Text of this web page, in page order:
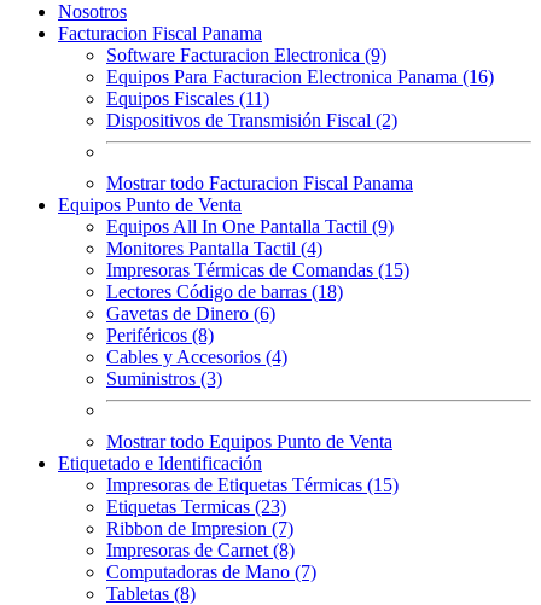
Nosotros
Facturacion Fiscal Panama
Software Facturacion Electronica (9)
Equipos Para Facturacion Electronica Panama (16)
Equipos Fiscales (11)
Dispositivos de Transmisión Fiscal (2)
Mostrar todo Facturacion Fiscal Panama
Equipos Punto de Venta
Equipos All In One Pantalla Tactil (9)
Monitores Pantalla Tactil (4)
Impresoras Térmicas de Comandas (15)
Lectores Código de barras (18)
Gavetas de Dinero (6)
Periféricos (8)
Cables y Accesorios (4)
Suministros (3)
Mostrar todo Equipos Punto de Venta
Etiquetado e Identificación
Impresoras de Etiquetas Térmicas (15)
Etiquetas Termicas (23)
Ribbon de Impresion (7)
Impresoras de Carnet (8)
Computadoras de Mano (7)
Tabletas (8)